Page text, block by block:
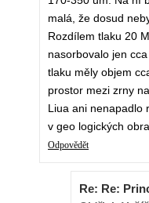
malá, že dosud
Rozdílem tlaku 20
nasorbovalo jen
tlaku měly objem
prostor mezi zrny
Liua ani nenapadlo
v geo logických
Odpovědět
Re: Re: